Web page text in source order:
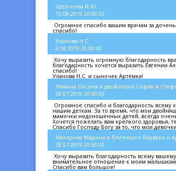
Щелчкова И.Ю.
13.08.2019 20:00:00
Огромное спасибо вашим врачам за
спасибо!
Уланова Н.С.
8.08.2019 20:00:00
Хочу выразить огромную благодарность
благодарность хочется выразить Евгении
спасибо!
Уланова Н.С. и сыночек Артёмка!
Лямина Оксана и двойняшки София и
28.07.2019 20:00:00
Огромное спасибо и благодарность всему
нашим деткам. За то время, что мои
мамочки недоношенных детей, всегда
Хочется пожелать вам крепкого здоровья,
Спасибо Господу Богу за то, что мои
Макарова Марина и близняшки Варвара и
28.07.2019 20:00:00
Хочу выразить благодарность всему
внимательное отношение к моим
Спасибо вам большое!